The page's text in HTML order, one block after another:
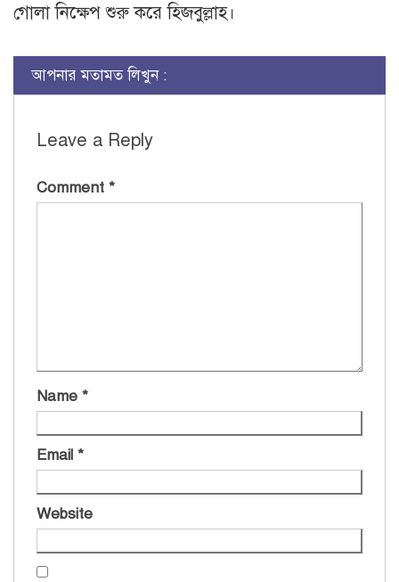
গোলা নিক্ষেপ শুরু করে হিজবুল্লাহ।
আপনার মতামত লিখুন :
Leave a Reply
Comment *
Name *
Email *
Website